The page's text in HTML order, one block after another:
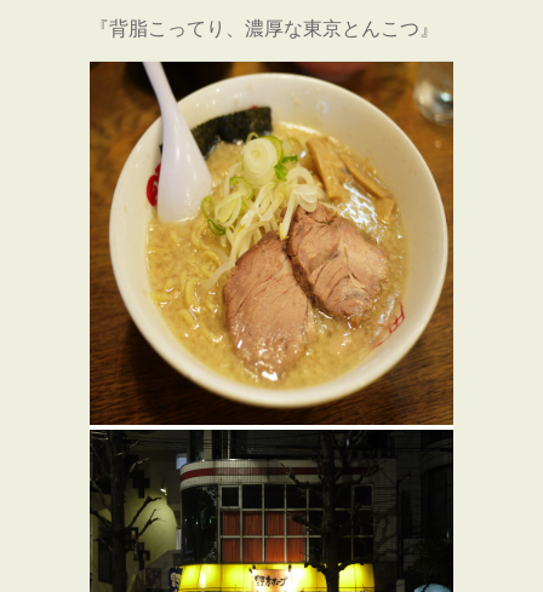
『背脂こってり、濃厚な東京とんこつ』